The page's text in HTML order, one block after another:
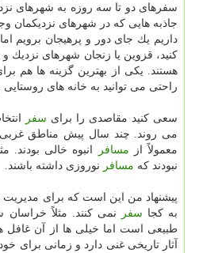
سفرهای دو تا سه روزه به شهرهای
جاذبه هایی كه در شهرهای نزدیكمان
داریم یك جای دور و پرهیجان برویم
كنید، قزوین یا زنجان شهرهای نزدیك
هستند. یكی از بهترین گزینه ها هم
راحتی می توانید به خانه های روستایی
سعی كنید مقاصدی را برای سفر
می روند. چند سال پیش مناطق
معمولاً از مسافر
انبوه خالی بودند.
نبودند كه مسافر نوروزی داشته باشند.
پیشنهاد من این است كه برای مدیریت
به كجا سفر
نمی كنند. مثلاً خراسان
طبیعی است اما خیلی ها از آن غافل
آثار تاریخی غنی دارد و زمانی برای